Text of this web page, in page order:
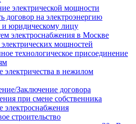
электрической мощности
договор на электроэнергию
и юридическому лицу
электроснабжения в Москве
мощностей
технологическое присоединение
электричества в нежилом
Заключение договора
при смене собственника
электроснабжения
строительство